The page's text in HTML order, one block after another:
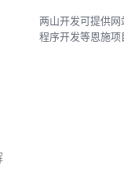
两山开发可提供
程序开发等恩施